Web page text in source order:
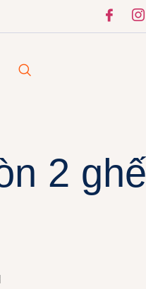
2 ghế